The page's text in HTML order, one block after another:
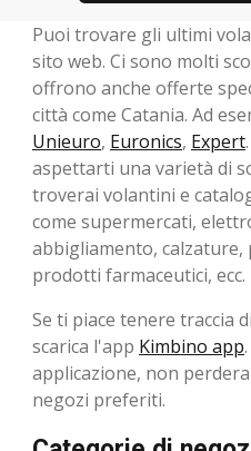
Puoi trovare gli ultimi
sito web. Ci sono molti
offrono anche offerte
città come Catania. Ad
Unieuro, Euronics, Expert
aspettarti una varietà di
troverai volantini e
come supermercati,
abbigliamento, calzature,
prodotti farmaceutici, ecc.
Se ti piace tenere traccia
scarica l'app Kimbino app
applicazione, non
negozi preferiti.